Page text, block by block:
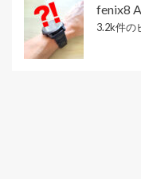
fenix8
3.2k件の